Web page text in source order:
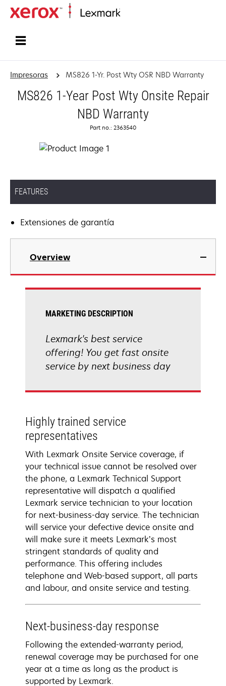
Impresoras MS826 1-Yr. Post Wty OSR NBD Warranty
MS826 1-Year Post Wty Onsite Repair
NBD Warranty
Part no.: 2363540
FEATURES
Extensiones de garantía
Overview
MARKETING DESCRIPTION
Lexmark's best service
offering! You get fast onsite
service by next business day
Highly trained service
representatives
With Lexmark Onsite Service coverage, if
your technical issue cannot be resolved over
the phone, a Lexmark Technical Support
representative will dispatch a qualified
Lexmark service technician to your location
for next-business-day service. The technician
will service your defective device onsite and
will make sure it meets Lexmark’s most
stringent standards of quality and
performance. This offering includes
telephone and Web-based support, all parts
and labour, and onsite service and testing.
Next-business-day response
Following the extended-warranty period,
renewal coverage may be purchased for one
year at a time as long as the product is
supported by Lexmark.